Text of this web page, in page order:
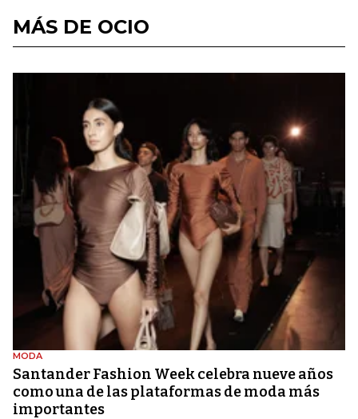
MÁS DE OCIO
MODA
Santander Fashion Week celebra nueve años
como una de las plataformas de moda más
importantes